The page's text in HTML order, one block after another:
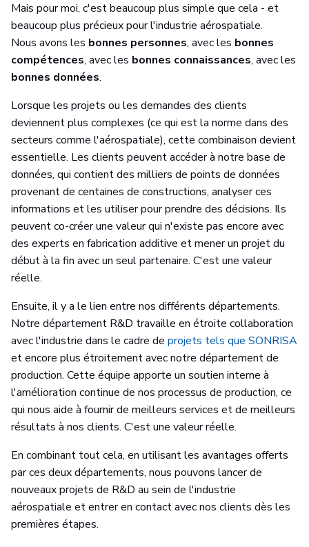
Mais pour moi, c'est beaucoup plus simple que cela - et
beaucoup plus précieux pour l'industrie aérospatiale.
Nous avons les bonnes personnes, avec les bonnes
compétences, avec les bonnes connaissances, avec les
bonnes données.
Lorsque les projets ou les demandes des clients
deviennent plus complexes (ce qui est la norme dans des
secteurs comme l'aérospatiale), cette combinaison devient
essentielle. Les clients peuvent accéder à notre base de
données, qui contient des milliers de points de données
provenant de centaines de constructions, analyser ces
informations et les utiliser pour prendre des décisions. Ils
peuvent co-créer une valeur qui n'existe pas encore avec
des experts en fabrication additive et mener un projet du
début à la fin avec un seul partenaire. C'est une valeur
réelle.
Ensuite, il y a le lien entre nos différents départements.
Notre département R&D travaille en étroite collaboration
avec l'industrie dans le cadre de projets tels que SONRISA
et encore plus étroitement avec notre département de
production. Cette équipe apporte un soutien interne à
l'amélioration continue de nos processus de production, ce
qui nous aide à fournir de meilleurs services et de meilleurs
résultats à nos clients. C'est une valeur réelle.
En combinant tout cela, en utilisant les avantages offerts
par ces deux départements, nous pouvons lancer de
nouveaux projets de R&D au sein de l'industrie
aérospatiale et entrer en contact avec nos clients dès les
premières étapes.